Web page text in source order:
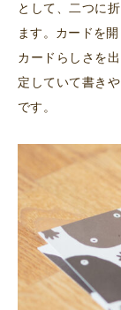
として、二つに
ます。カードを
カードらしさを
定していて書き
です。